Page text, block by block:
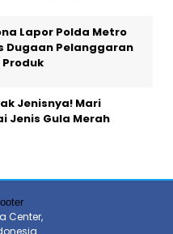
Lapor Polda Metro
Dugaan Pelanggaran
Jenisnya! Mari
Jenis Gula Merah
Center,